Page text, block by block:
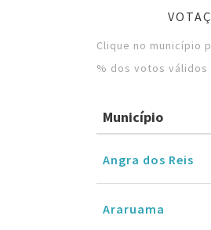
Clique no município
% dos votos
Município
Angra dos Reis
Araruama